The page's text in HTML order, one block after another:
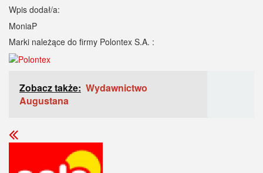
Wpis dodał/a:
MoniaP
Marki należące do firmy Polontex S.A. :
Zobacz także: Wydawnictwo
Augustana